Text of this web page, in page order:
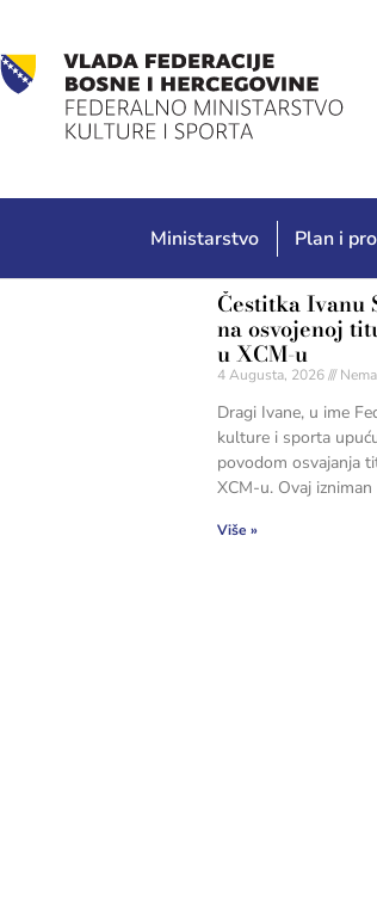
Ministarstvo Plan i
Čestitka Ivanu
na osvojenoj
u XCM-u
4 Augusta, 2026
Dragi Ivane, u ime
kulture i sporta
povodom osvajanja
XCM-u. Ovaj
Više »